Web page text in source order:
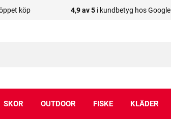
köp 4,9 av 5 i kundbetyg hos Google
SKOR OUTDOOR FISKE KLÄDER